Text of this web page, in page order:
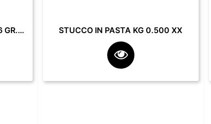
TELO COPRITUTTO 4X4 MQ.16 GR. 200** STUCCO IN PASTA KG 0.500 XX